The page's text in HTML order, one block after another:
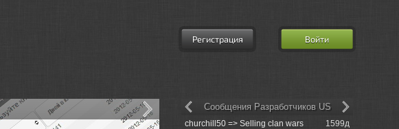
Регистрация Войти
churchill50 => Selling clan wars
1599д
Сообщения Разработчиков US